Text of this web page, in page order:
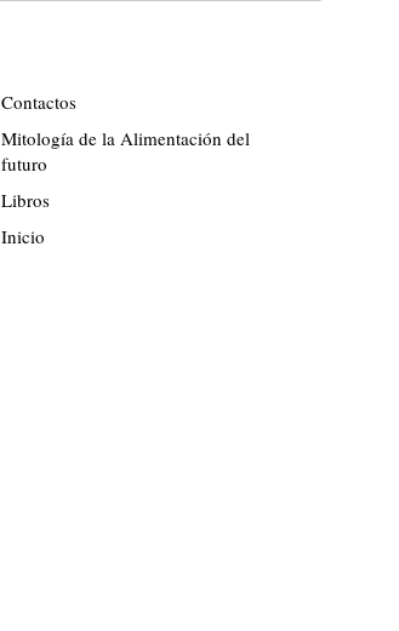
Contactos
Mitología de la Alimentación del
futuro
Libros
Inicio